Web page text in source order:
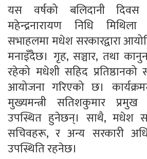
यस वर्षको बलिदानी दिवस
महेन्द्रनारायण निधि
सभाहलमा मधेश सरकारद्वारा
मनाइँदैछ। गृह, सञ्चार, तथा
रहेको मधेशी सहिद प्रतिष्ठानको
आयोजना गरिएको छ।
मुख्यमन्त्री सतिशकुमार
उपस्थित हुनेछन्। साथै, मधेश
सचिवहरू, र अन्य सरकारी
उपस्थिति रहनेछ।